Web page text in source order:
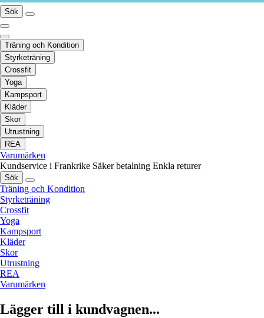
Sök
Träning och Kondition
Styrketräning
Crossfit
Yoga
Kampsport
Kläder
Skor
Utrustning
REA
Varumärken
Kundservice i Frankrike Säker betalning Enkla returer
Sök
Träning och Kondition
Styrketräning
Crossfit
Yoga
Kampsport
Kläder
Skor
Utrustning
REA
Varumärken
Lägger till i kundvagnen...